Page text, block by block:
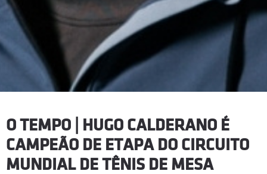
O TEMPO | HUGO CALDERANO É
CAMPEÃO DE ETAPA DO CIRCUITO
MUNDIAL DE TÊNIS DE MESA